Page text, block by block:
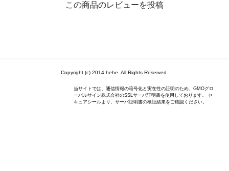
この商品のレビューを投稿
Copyright (c) 2014 hehe. All Rights Reserved.
当サイトでは、通信情報の暗号化と実在性の証明のため、GMOグロ
ーバルサイン株式会社のSSLサーバ証明書を使用しております。 セ
キュアシールより、サーバ証明書の検証結果をご確認ください。